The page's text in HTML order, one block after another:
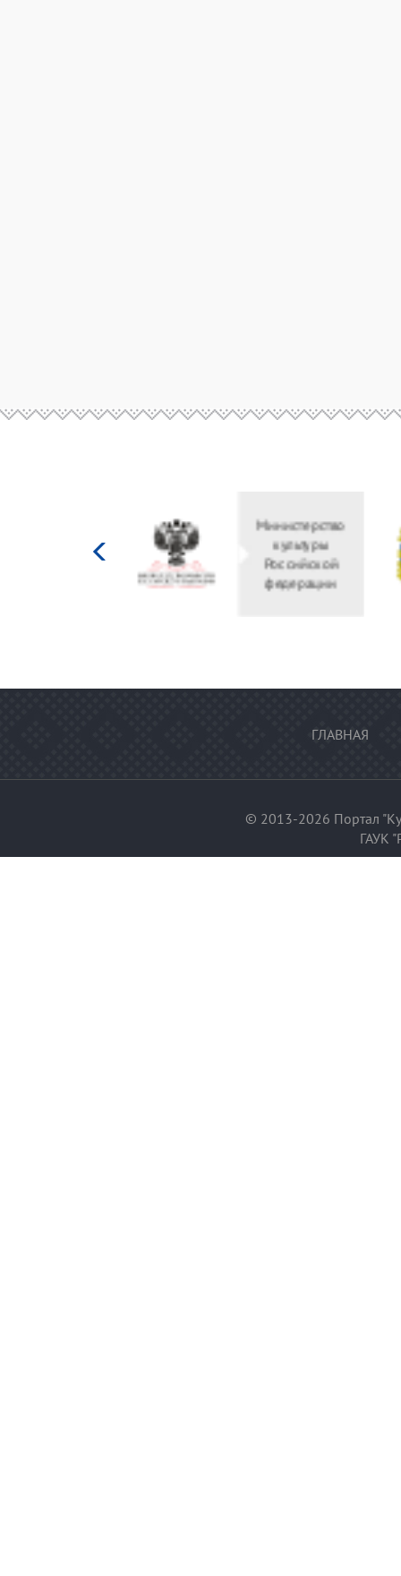
Министерство
культуры
Российской
федерации
ГЛАВНАЯ
© 2013-2026 Портал
ГАУК